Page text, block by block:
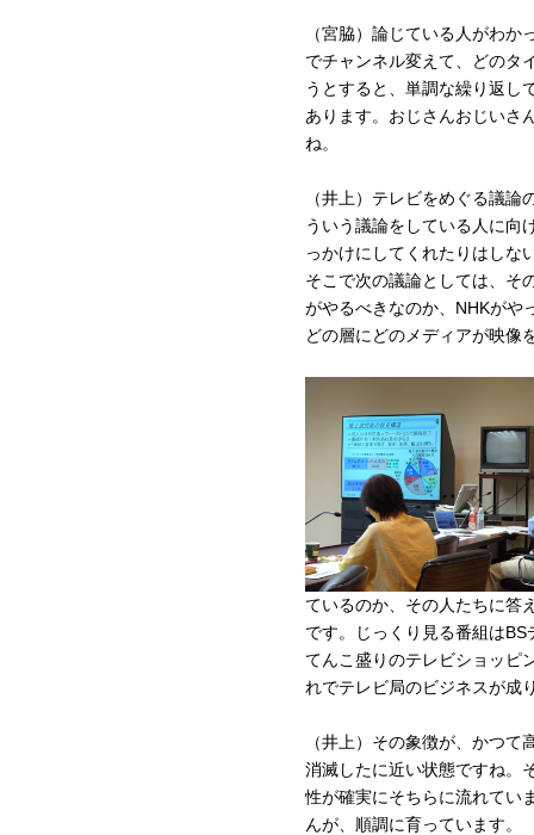
（宮脇）論じている人がわ
でチャンネル変えて、どのタ
うとすると、単調な繰り返し
あります。おじさんおじいさ
ね。
（井上）テレビをめぐる議
ういう議論をしている人に向
っかけにしてくれたりはしな
そこで次の議論としては、そ
がやるべきなのか、NHKがや
どの層にどのメディアが映像
ているのか、その人たちに答
です。じっくり見る番組は
てんこ盛りのテレビショッピ
れでテレビ局のビジネスが成
（井上）その象徴が、かつ
消滅したに近い状態ですね。
性が確実にそちらに流れてい
んが、順調に育っています。